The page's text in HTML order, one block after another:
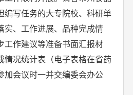
编写任务的大专院校、科研单
实、工作进展、品种完成情
工作建议等准备书面汇报材
情况统计表（电子表格在省药
加会议时一并交编委会办公